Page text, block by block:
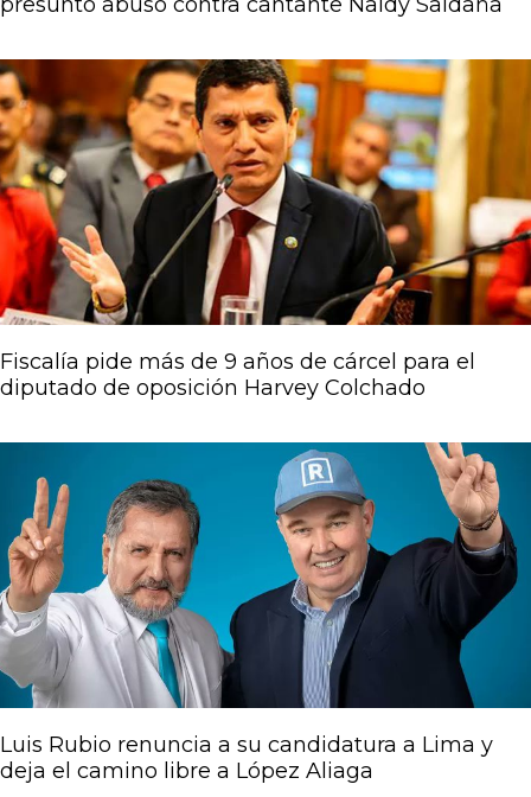
Fiscalía pide más de 9 años de cárcel para el
diputado de oposición Harvey Colchado
Luis Rubio renuncia a su candidatura a Lima y
deja el camino libre a López Aliaga